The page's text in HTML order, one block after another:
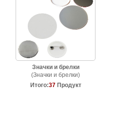
Значки и брелки
(Значки и брелки)
Итого:37Продукт